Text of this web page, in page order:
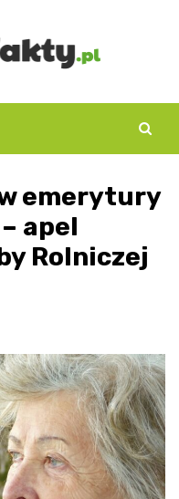
emerytury
apel
Rolniczej